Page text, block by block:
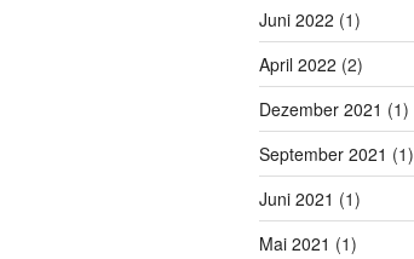
Juni 2022 (1)
April 2022 (2)
Dezember 2021 (1)
September 2021 (1)
Juni 2021 (1)
Mai 2021 (1)